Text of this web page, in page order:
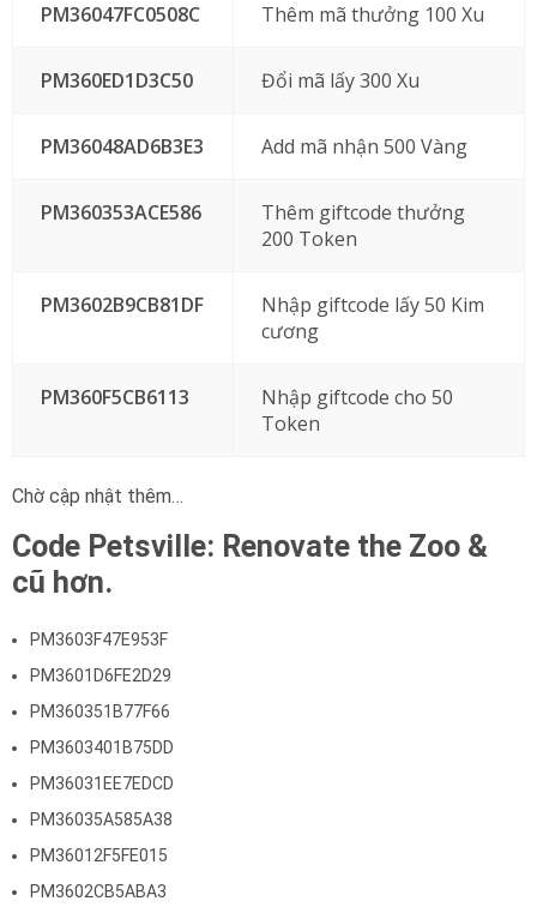
PM36047FC0508C Thêm mã thưởng 100 Xu
PM360ED1D3C50 Đổi mã lấy 300 Xu
PM36048AD6B3E3 Add mã nhận 500 Vàng
PM360353ACE586
Thêm giftcode thưởng
200 Token
PM3602B9CB81DF
Nhập giftcode lấy 50 Kim
cương
PM360F5CB6113
Nhập giftcode cho 50
Token
Chờ cập nhật thêm…
Code Petsville: Renovate the Zoo &
cũ hơn.
PM3603F47E953F
PM3601D6FE2D29
PM360351B77F66
PM3603401B75DD
PM36031EE7EDCD
PM36035A585A38
PM36012F5FE015
PM3602CB5ABA3